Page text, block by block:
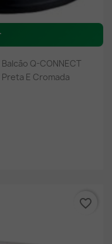
Q-CONNECT
E Cromada
favorite_border